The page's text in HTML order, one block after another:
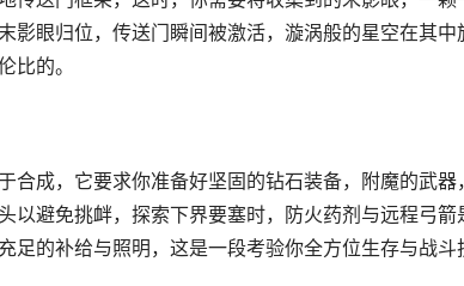
影眼归位，传送门瞬间被激活，漩涡般的星空在其
比的。
合成，它要求你准备好坚固的钻石装备，附魔的武器
以避免挑衅，探索下界要塞时，防火药剂与远程弓
足的补给与照明，这是一段考验你全方位生存与战斗